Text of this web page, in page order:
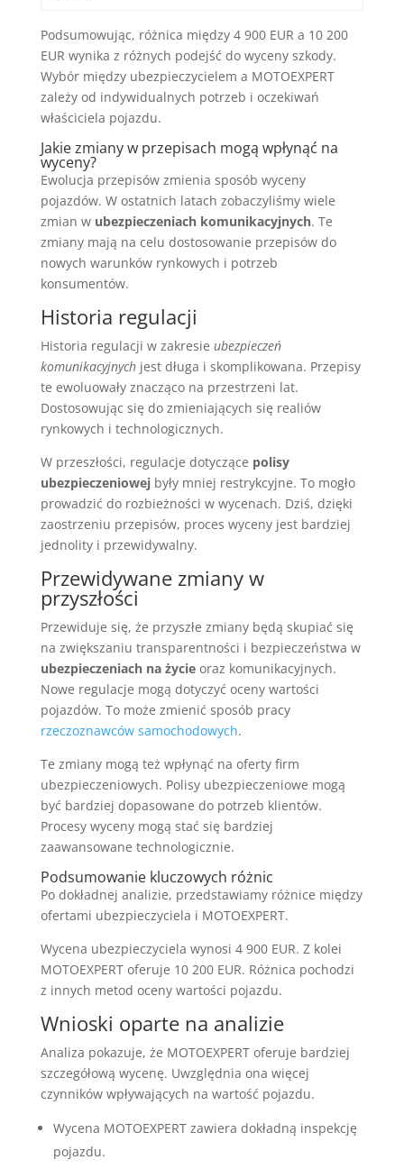
Podsumowując, różnica między 4 900 EUR a 10 200
EUR wynika z różnych podejść do wyceny szkody.
Wybór między ubezpieczycielem a MOTOEXPERT
zależy od indywidualnych potrzeb i oczekiwań
właściciela pojazdu.
Jakie zmiany w przepisach mogą wpłynąć na
wyceny?
Ewolucja przepisów zmienia sposób wyceny
pojazdów. W ostatnich latach zobaczyliśmy wiele
zmian w ubezpieczeniach komunikacyjnych. Te
zmiany mają na celu dostosowanie przepisów do
nowych warunków rynkowych i potrzeb
konsumentów.
Historia regulacji
Historia regulacji w zakresie ubezpieczeń
komunikacyjnychjest długa i skomplikowana. Przepisy
te ewoluowały znacząco na przestrzeni lat.
Dostosowując się do zmieniających się realiów
rynkowych i technologicznych.
W przeszłości, regulacje dotyczące polisy
ubezpieczeniowejbyły mniej restrykcyjne. To mogło
prowadzić do rozbieżności w wycenach. Dziś, dzięki
zaostrzeniu przepisów, proces wyceny jest bardziej
jednolity i przewidywalny.
Przewidywane zmiany w
przyszłości
Przewiduje się, że przyszłe zmiany będą skupiać się
na zwiększaniu transparentności i bezpieczeństwa w
ubezpieczeniach na życieoraz komunikacyjnych.
Nowe regulacje mogą dotyczyć oceny wartości
pojazdów. To może zmienić sposób pracy
rzeczoznawców samochodowych.
Te zmiany mogą też wpłynąć na oferty firm
ubezpieczeniowych. Polisy ubezpieczeniowe mogą
być bardziej dopasowane do potrzeb klientów.
Procesy wyceny mogą stać się bardziej
zaawansowane technologicznie.
Podsumowanie kluczowych różnic
Po dokładnej analizie, przedstawiamy różnice między
ofertami ubezpieczyciela i MOTOEXPERT.
Wycena ubezpieczyciela wynosi 4 900 EUR. Z kolei
MOTOEXPERT oferuje 10 200 EUR. Różnica pochodzi
z innych metod oceny wartości pojazdu.
Wnioski oparte na analizie
Analiza pokazuje, że MOTOEXPERT oferuje bardziej
szczegółową wycenę. Uwzględnia ona więcej
czynników wpływających na wartość pojazdu.
Wycena MOTOEXPERT zawiera dokładną inspekcję
pojazdu.